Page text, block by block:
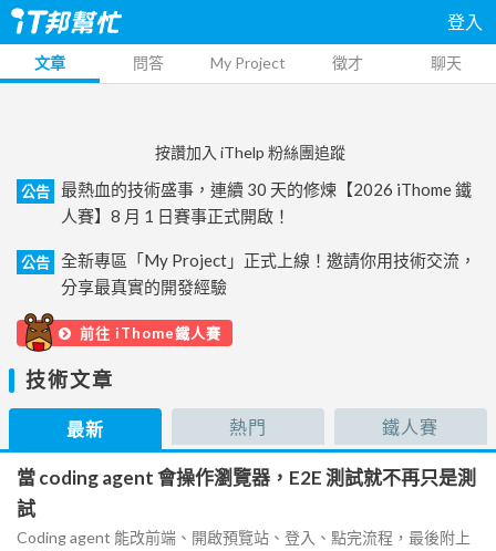
登入
文章 問答 My Project 徵才 聊天
按讚加入 iThelp 粉絲團追蹤
公告
最熱血的技術盛事，連續 30 天的修煉【2026 iThome 鐵
人賽】8 月 1 日賽事正式開啟！
公告
全新專區「My Project」正式上線！邀請你用技術交流，
分享最真實的開發經驗
前往 iThome鐵人賽
技術文章
最新 熱門 鐵人賽
當 coding agent 會操作瀏覽器，E2E 測試就不再只是測
試
Coding agent 能改前端、開啟預覽站、登入、點完流程，最後附上